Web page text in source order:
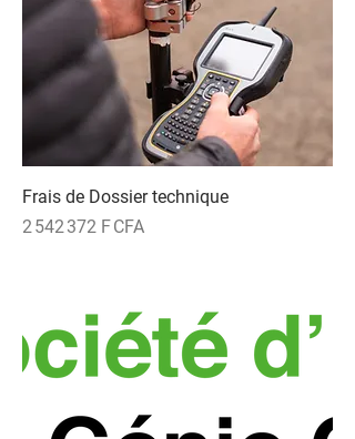
Frais de Dossier technique
Prix
2 542 372 F CFA